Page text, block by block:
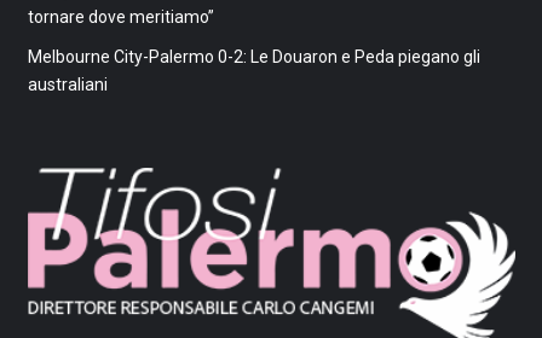
tornare dove meritiamo”
Melbourne City-Palermo 0-2: Le Douaron e Peda piegano gli
australiani